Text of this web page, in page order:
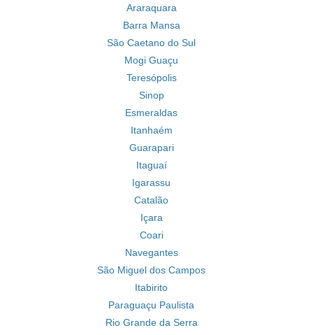
Araraquara
Barra Mansa
São Caetano do Sul
Mogi Guaçu
Teresópolis
Sinop
Esmeraldas
Itanhaém
Guarapari
Itaguaí
Igarassu
Catalão
Içara
Coari
Navegantes
São Miguel dos Campos
Itabirito
Paraguaçu Paulista
Rio Grande da Serra